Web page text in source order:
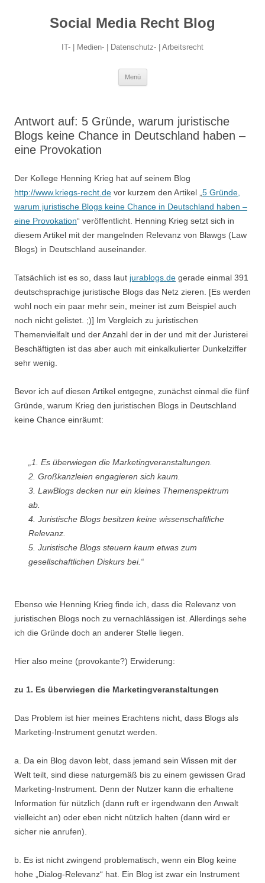
Social Media Recht Blog
IT- | Medien- | Datenschutz- | Arbeitsrecht
Menü
Antwort auf: 5 Gründe, warum juristische
Blogs keine Chance in Deutschland haben –
eine Provokation
Der Kollege Henning Krieg hat auf seinem Blog
http://www.kriegs-recht.de vor kurzem den Artikel „ 5 Gründe,
warum juristische Blogs keine Chance in Deutschland haben –
eine Provokation“ veröffentlicht. Henning Krieg setzt sich in
diesem Artikel mit der mangelnden Relevanz von Blawgs (Law
Blogs) in Deutschland auseinander.
Tatsächlich ist es so, dass laut jurablogs.de gerade einmal 391
deutschsprachige juristische Blogs das Netz zieren. [Es werden
wohl noch ein paar mehr sein, meiner ist zum Beispiel auch
noch nicht gelistet. ;)] Im Vergleich zu juristischen
Themenvielfalt und der Anzahl der in der und mit der Juristerei
Beschäftigten ist das aber auch mit einkalkulierter Dunkelziffer
sehr wenig.
Bevor ich auf diesen Artikel entgegne, zunächst einmal die fünf
Gründe, warum Krieg den juristischen Blogs in Deutschland
keine Chance einräumt:
„1. Es überwiegen die Marketingveranstaltungen.
2. Großkanzleien engagieren sich kaum.
3. LawBlogs decken nur ein kleines Themenspektrum
ab.
4. Juristische Blogs besitzen keine wissenschaftliche
Relevanz.
5. Juristische Blogs steuern kaum etwas zum
gesellschaftlichen Diskurs bei.“
Ebenso wie Henning Krieg finde ich, dass die Relevanz von
juristischen Blogs noch zu vernachlässigen ist. Allerdings sehe
ich die Gründe doch an anderer Stelle liegen.
Hier also meine (provokante?) Erwiderung:
zu 1. Es überwiegen die Marketingveranstaltungen
Das Problem ist hier meines Erachtens nicht, dass Blogs als
Marketing-Instrument genutzt werden.
a. Da ein Blog davon lebt, dass jemand sein Wissen mit der
Welt teilt, sind diese naturgemäß bis zu einem gewissen Grad
Marketing-Instrument. Denn der Nutzer kann die erhaltene
Information für nützlich (dann ruft er irgendwann den Anwalt
vielleicht an) oder eben nicht nützlich halten (dann wird er
sicher nie anrufen).
b. Es ist nicht zwingend problematisch, wenn ein Blog keine
hohe „Dialog-Relevanz“ hat. Ein Blog ist zwar ein Instrument